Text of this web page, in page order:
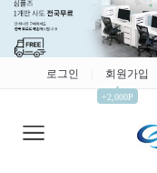
로그인 회원가입
▲
+2,000P